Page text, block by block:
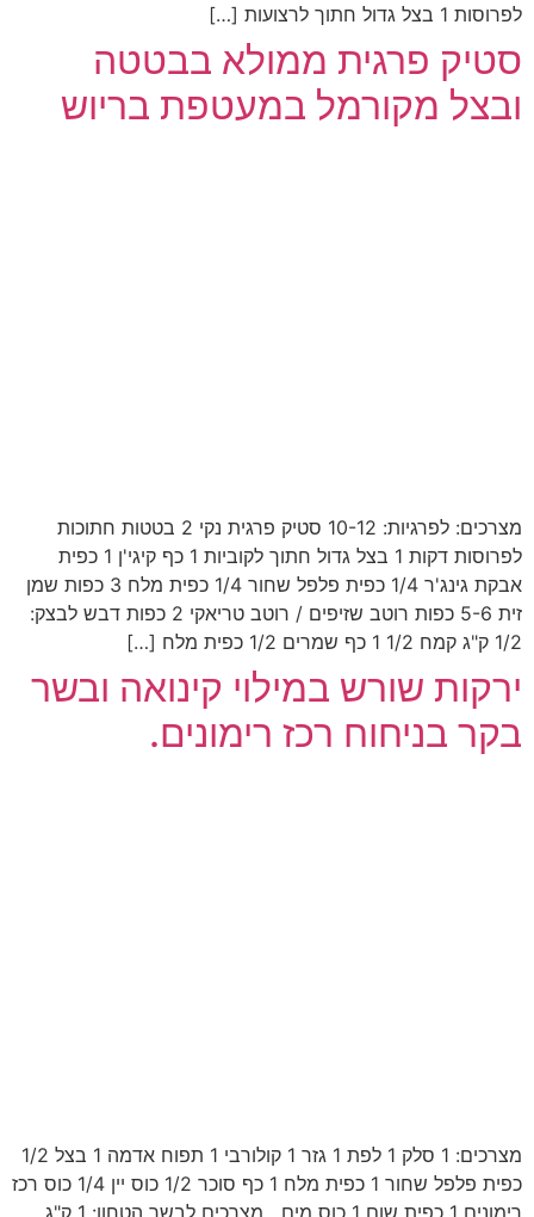
לפרוסות 1 בצל גדול חתוך לרצועות […]
סטיק פרגית ממולא בבטטה
ובצל מקורמל במעטפת בריוש
מצרכים: לפרגיות: 10-12 סטיק פרגית נקי 2 בטטות חתוכות
לפרוסות דקות 1 בצל גדול חתוך לקוביות 1 כף קיגי'ן 1 כפית
אבקת גינג'ר 1/4 כפית פלפל שחור 1/4 כפית מלח 3 כפות שמן
זית 5-6 כפות רוטב שזיפים / רוטב טריאקי 2 כפות דבש לבצק:
1/2 ק"ג קמח 1/2 1 כף שמרים 1/2 כפית מלח […]
ירקות שורש במילוי קינואה ובשר
בקר בניחוח רכז רימונים.
מצרכים: 1 סלק 1 לפת 1 גזר 1 קולורבי 1 תפוח אדמה 1 בצל 1/2
כפית פלפל שחור 1 כפית מלח 1 כף סוכר 1/2 כוס יין 1/4 כוס רכז
רימונים 1 כפית שום 1 כוס מים מצרכים לבשר הטחון: 1 ק"ג